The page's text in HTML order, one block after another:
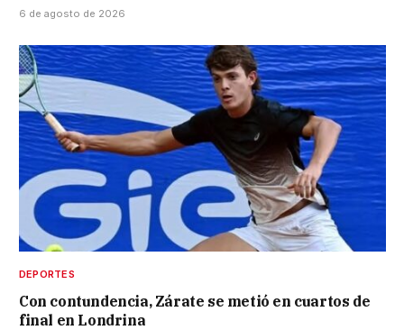
6 de agosto de 2026
DEPORTES
Con contundencia, Zárate se metió en cuartos de
final en Londrina